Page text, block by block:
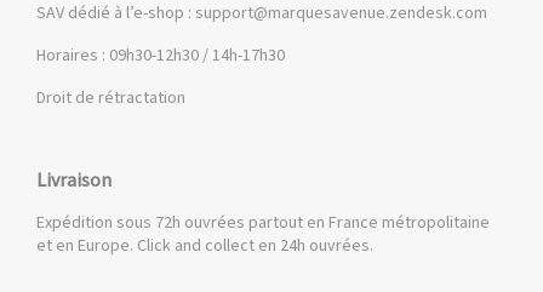
SAV dédié à l’e-shop : support@marquesavenue.zendesk.com
Horaires : 09h30-12h30 / 14h-17h30
Droit de rétractation
Livraison
Expédition sous 72h ouvrées partout en France métropolitaine
et en Europe. Click and collect en 24h ouvrées.